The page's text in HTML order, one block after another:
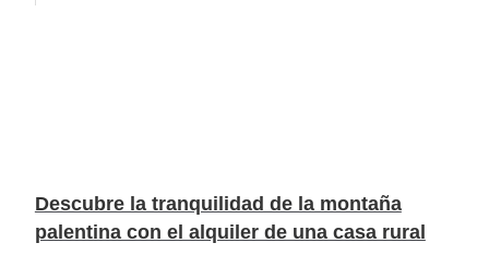
Descubre la tranquilidad de la montaña
palentina con el alquiler de una casa rural